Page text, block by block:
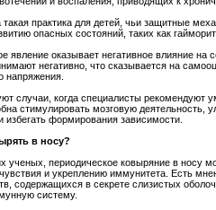
практика для детей, чьи защитные
опасных состояний, таких как
явление оказывает негативное влияние
негативно, что сказывается на
напряжения.
случаи, когда специалисты рекомендуют
стимулировать мозговую
избегать формирования зависимости.
в носу?
ученых, периодическое ковыряние в носу
и укреплению иммунитета. Есть
содержащихся в секрете слизистых
систему.